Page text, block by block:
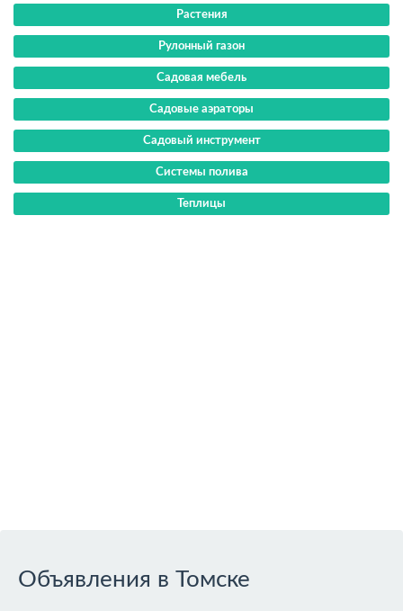
Растения
Рулонный газон
Садовая мебель
Садовые аэраторы
Садовый инструмент
Системы полива
Теплицы
Объявления в Томске